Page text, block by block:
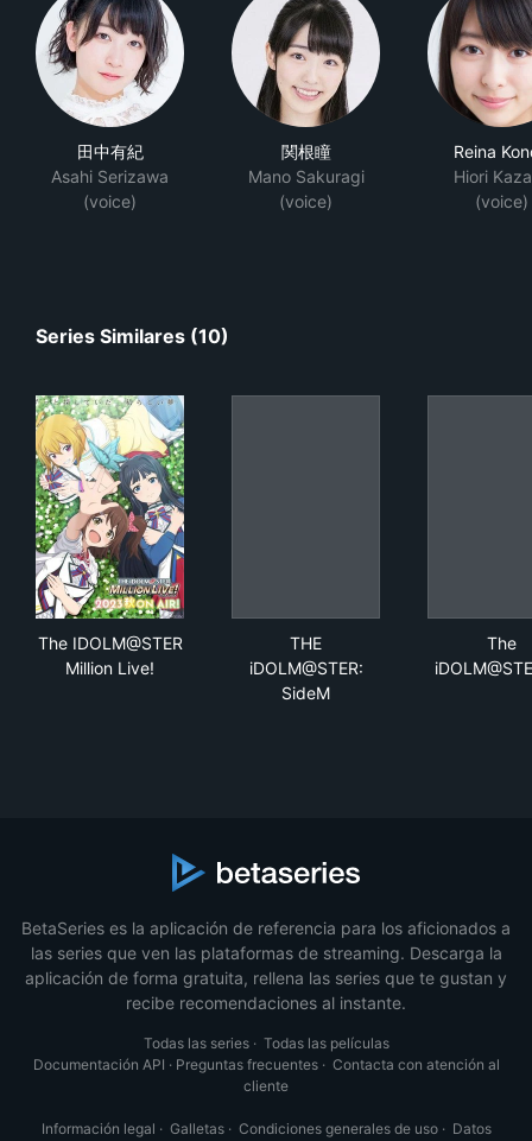
田中有紀
Asahi Serizawa
(voice)
関根瞳
Mano Sakuragi
(voice)
Reina
Hiori
(voice)
Series Similares (10)
The IDOLM@STER
Million Live!
THE
iDOLM@STER:
SideM
The
BetaSeries es la aplicación de referencia para los aficionados a
las series que ven las plataformas de streaming. Descarga la
aplicación de forma gratuita, rellena las series que te gustan y
recibe recomendaciones al instante.
Todas las series· Todas las películas
Documentación API · Preguntas frecuentes· Contacta con atención al
cliente
Información legal · Galletas· Condiciones generales de uso· Datos